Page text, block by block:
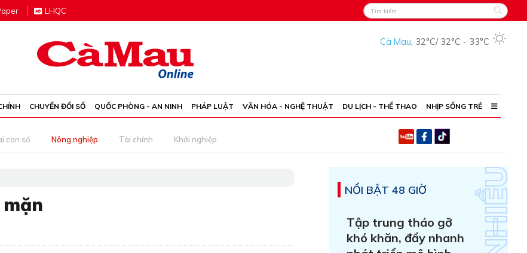
aper LHQC
Cà Mau, 32°C/ 32°C - 33°C
CHUYỂN ĐỔI SỐ QUỐC PHÒNG - AN NINH PHÁP LUẬT VĂN HÓA - NGHỆ THUẬT DU LỊCH - THỂ THAO NHỊP SỐNG TRẺ
con số Nông nghiệp Tài chính Khởi nghiệp
NỔI BẬT 48 GIỜ
Tập trung tháo gỡ
khó khăn, đẩy nhanh